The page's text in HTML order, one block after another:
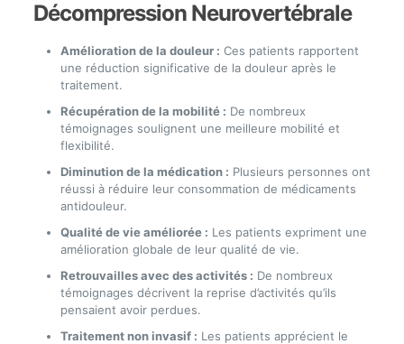
Décompression Neurovertébrale
Amélioration de la douleur : Ces patients rapportent
une réduction significative de la douleur après le
traitement.
Récupération de la mobilité : De nombreux
témoignages soulignent une meilleure mobilité et
flexibilité.
Diminution de la médication : Plusieurs personnes ont
réussi à réduire leur consommation de médicaments
antidouleur.
Qualité de vie améliorée : Les patients expriment une
amélioration globale de leur qualité de vie.
Retrouvailles avec des activités : De nombreux
témoignages décrivent la reprise d’activités qu’ils
pensaient avoir perdues.
Traitement non invasif : Les patients apprécient le